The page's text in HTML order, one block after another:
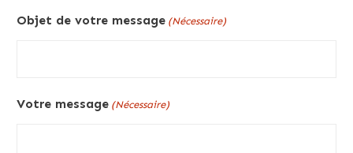
Objet de votre message (Nécessaire)
Votre message (Nécessaire)